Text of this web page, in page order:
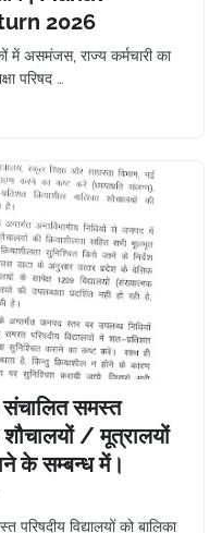
2026
में असमंजस, राज्य कर्मचारी का
परिषद …
संचालित समस्त
शौचालयों / मूत्रालयों
के सम्बन्ध में।
परिषदीय विद्यालयों को बालिका